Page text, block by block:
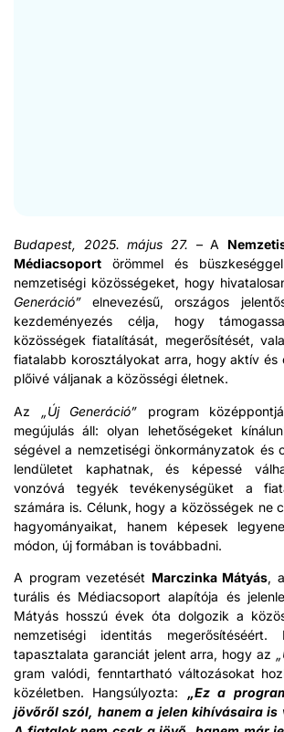
Budapest, 2025. május 27. – A
Médi­ac­so­port öröm­mel és
nemzetisé­gi közösségeket, hogy
Gen­erá­ció” eln­evezésű, orszá­gos
kezdeményezés cél­ja, hogy
közösségek fiatalítását, megerősítését,
fiata­l­abb korosztá­lyokat arra, hogy aktív
plőivé vál­janak a közössé­gi élet­nek.
Az „Új Gen­erá­ció” pro­gram
megújulás áll: olyan lehetőségeket
ségév­el a nemzetisé­gi önko­r­mányza­tok és
lendületet kaphat­nak, és képessé
vonzóvá tegyék tevékenységüket a
számára is. Célunk, hogy a közösségek ne
hagy­ományaikat, hanem képe­sek
módon, új for­mában is továb­bad­ni.
A pro­gram vezetését Mar­czin­ka Mátyás,
turális és Médi­ac­so­port alapító­ja és
Mátyás hosszú évek óta dol­go­zik a
nemzetisé­gi iden­titás megerősítéséért.
tapasz­ta­la­ta garan­ciát jelent arra, hogy az
gram való­di, fen­ntartható vál­tozá­sokat
közélet­ben. Hangsú­ly­oz­ta: „Ez a
jövőről szól, hanem a jelen kihívá­saira is